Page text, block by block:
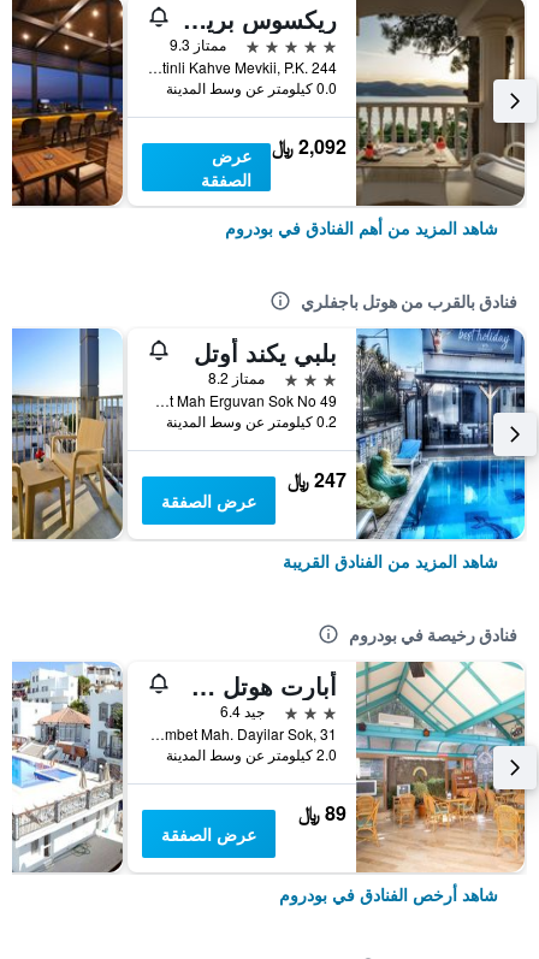
ريكسوس بريميوم بودروم
5 نجوم
ممتاز 9.3
Torba Mah. Zeytinli Kahve Mevkii, P.K. 244, بودروم, تركيا
0.0 كيلومتر عن وسط المدينة
2,092 ﷼
عرض
الصفقة
شاهد المزيد من أهم الفنادق في بودروم
فنادق بالقرب من هوتل باجفلري
بلبي يكند أوتل
3 نجوم
ممتاز 8.2
Gumbet Mah Erguvan Sok No 49, بودروم, تركيا
0.2 كيلومتر عن وسط المدينة
247 ﷼
عرض الصفقة
شاهد المزيد من الفنادق القريبة
فنادق رخيصة في بودروم
أبارت هوتل سييستا بيتش بودرم
3 نجوم
جيد 6.4
Gumbet Mah. Dayilar Sok, 31, بودروم, تركيا
2.0 كيلومتر عن وسط المدينة
89 ﷼
عرض الصفقة
شاهد أرخص الفنادق في بودروم